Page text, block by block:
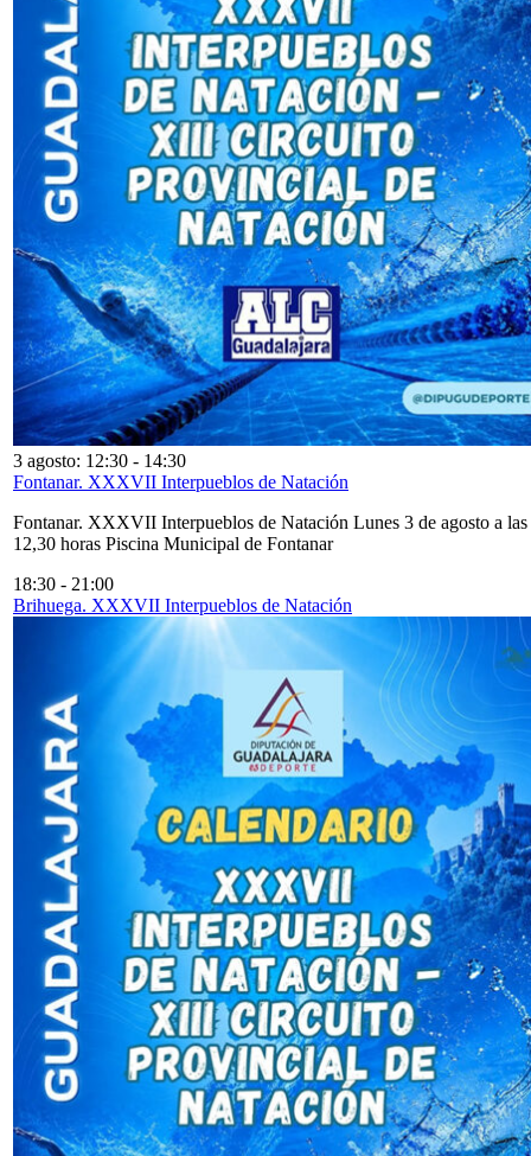
3 agosto: 12:30 - 14:30
Fontanar. XXXVII Interpueblos de Natación
Fontanar. XXXVII Interpueblos de Natación Lunes 3 de agosto a las
12,30 horas Piscina Municipal de Fontanar
18:30 - 21:00
Brihuega. XXXVII Interpueblos de Natación